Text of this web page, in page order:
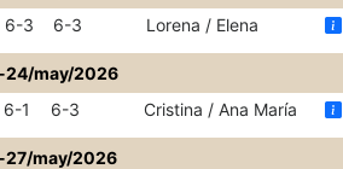
6-3 6-3 Lorena / Elena
24/may/2026
6-1 6-3 Cristina / Ana María
27/may/2026